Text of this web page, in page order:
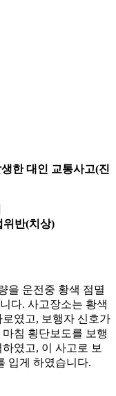
한 대인 교통사고(진
위반(치상)
을 운전중 황색 점멸
다. 사고장소는 황색
였고, 보행자 신호가
침 횡단보도를 보행
였고, 이 사고로 보
입게 하였습니다.